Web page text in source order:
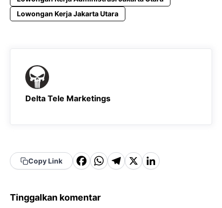
Lowongan Kerja Jakarta Utara
Delta Tele Marketings
Copy Link
F
c
W
a
T X Li
Tinggalkan komentar